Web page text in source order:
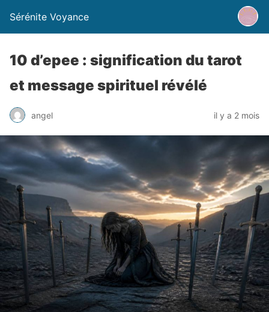
Sérénite Voyance
10 d’epee : signification du tarot
et message spirituel révélé
angel il y a 2 mois